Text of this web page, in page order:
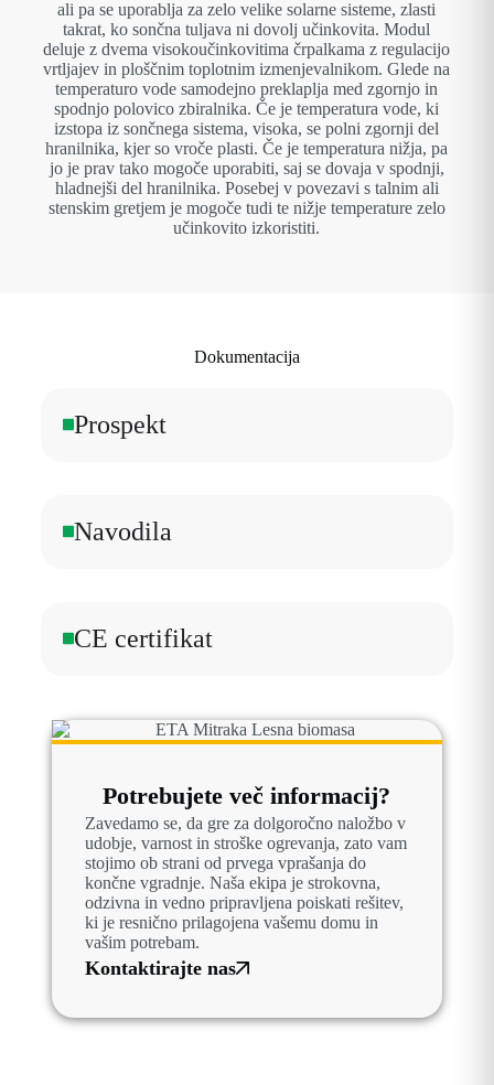
ali pa se uporablja za zelo velike solarne sisteme, zlasti
takrat, ko sončna tuljava ni dovolj učinkovita. Modul
deluje z dvema visokoučinkovitima črpalkama z regulacijo
vrtljajev in ploščnim toplotnim izmenjevalnikom. Glede na
temperaturo vode samodejno preklaplja med zgornjo in
spodnjo polovico zbiralnika. Če je temperatura vode, ki
izstopa iz sončnega sistema, visoka, se polni zgornji del
hranilnika, kjer so vroče plasti. Če je temperatura nižja, pa
jo je prav tako mogoče uporabiti, saj se dovaja v spodnji,
hladnejši del hranilnika. Posebej v povezavi s talnim ali
stenskim gretjem je mogoče tudi te nižje temperature zelo
učinkovito izkoristiti.
Dokumentacija
Prospekt
Navodila
CE certifikat
Potrebujete več informacij?
Zavedamo se, da gre za dolgoročno naložbo v
udobje, varnost in stroške ogrevanja, zato vam
stojimo ob strani od prvega vprašanja do
končne vgradnje. Naša ekipa je strokovna,
odzivna in vedno pripravljena poiskati rešitev,
ki je resnično prilagojena vašemu domu in
vašim potrebam.
Kontaktirajte nas